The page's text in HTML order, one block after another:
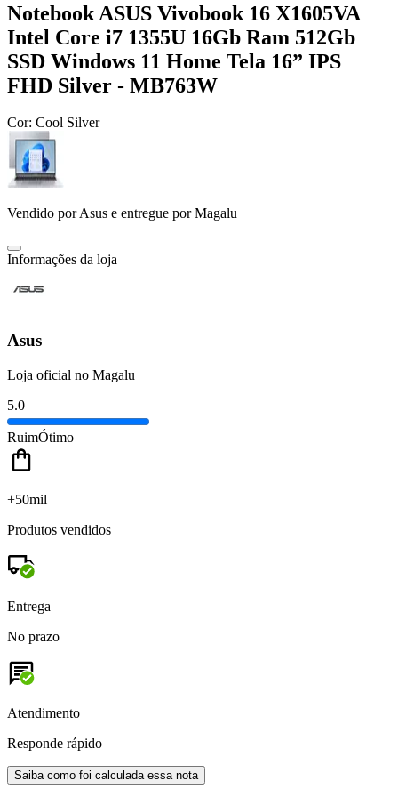
Notebook ASUS Vivobook 16 X1605VA
Intel Core i7 1355U 16Gb Ram 512Gb
SSD Windows 11 Home Tela 16” IPS
FHD Silver - MB763W
Cor: Cool Silver
Vendido porAsus e entregue por Magalu
Informações da loja
Asus
Loja oficial no Magalu
5.0
RuimÓtimo
+50mil
Produtos vendidos
Entrega
No prazo
Atendimento
Responde rápido
Saiba como foi calculada essa nota